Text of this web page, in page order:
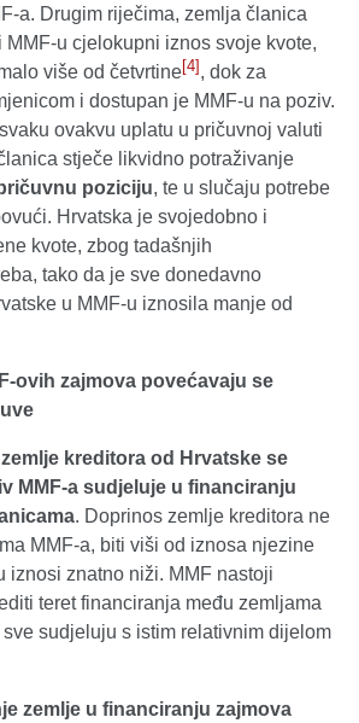
a. Drugim riječima, zemlja članica
u cjelokupni iznos svoje kvote,
više od četvrtine[4], dok za
i dostupan je MMF-u na poziv.
ovakvu uplatu u pričuvnoj valuti
stječe likvidno potraživanje
poziciju, te u slučaju potrebe
Hrvatska je svojedobno i
kvote, zbog tadašnjih
tako da je sve donedavno
u MMF-u iznosila manje od
ovih zajmova povećavaju se
kreditora od Hrvatske se
MMF-a sudjeluje u financiranju
. Doprinos zemlje kreditora ne
MMF-a, biti viši od iznosa njezine
iznosi znatno niži. MMF nastoji
teret financiranja među zemljama
sve sudjeluju s istim relativnim dijelom
zemlje u financiranju zajmova